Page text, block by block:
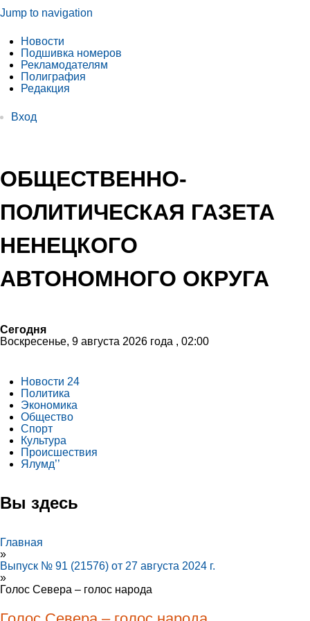
Jump to navigation
Новости
Подшивка номеров
Рекламодателям
Полиграфия
Редакция
Вход
ОБЩЕСТВЕННО-
ПОЛИТИЧЕСКАЯ ГАЗЕТА
НЕНЕЦКОГО
АВТОНОМНОГО ОКРУГА
Сегодня
Воскресенье, 9 августа 2026 года , 02:00
Новости 24
Политика
Экономика
Общество
Спорт
Культура
Происшествия
Ялумд’’
Вы здесь
Главная
»
Выпуск № 91 (21576) от 27 августа 2024 г.
»
Голос Севера – голос народа